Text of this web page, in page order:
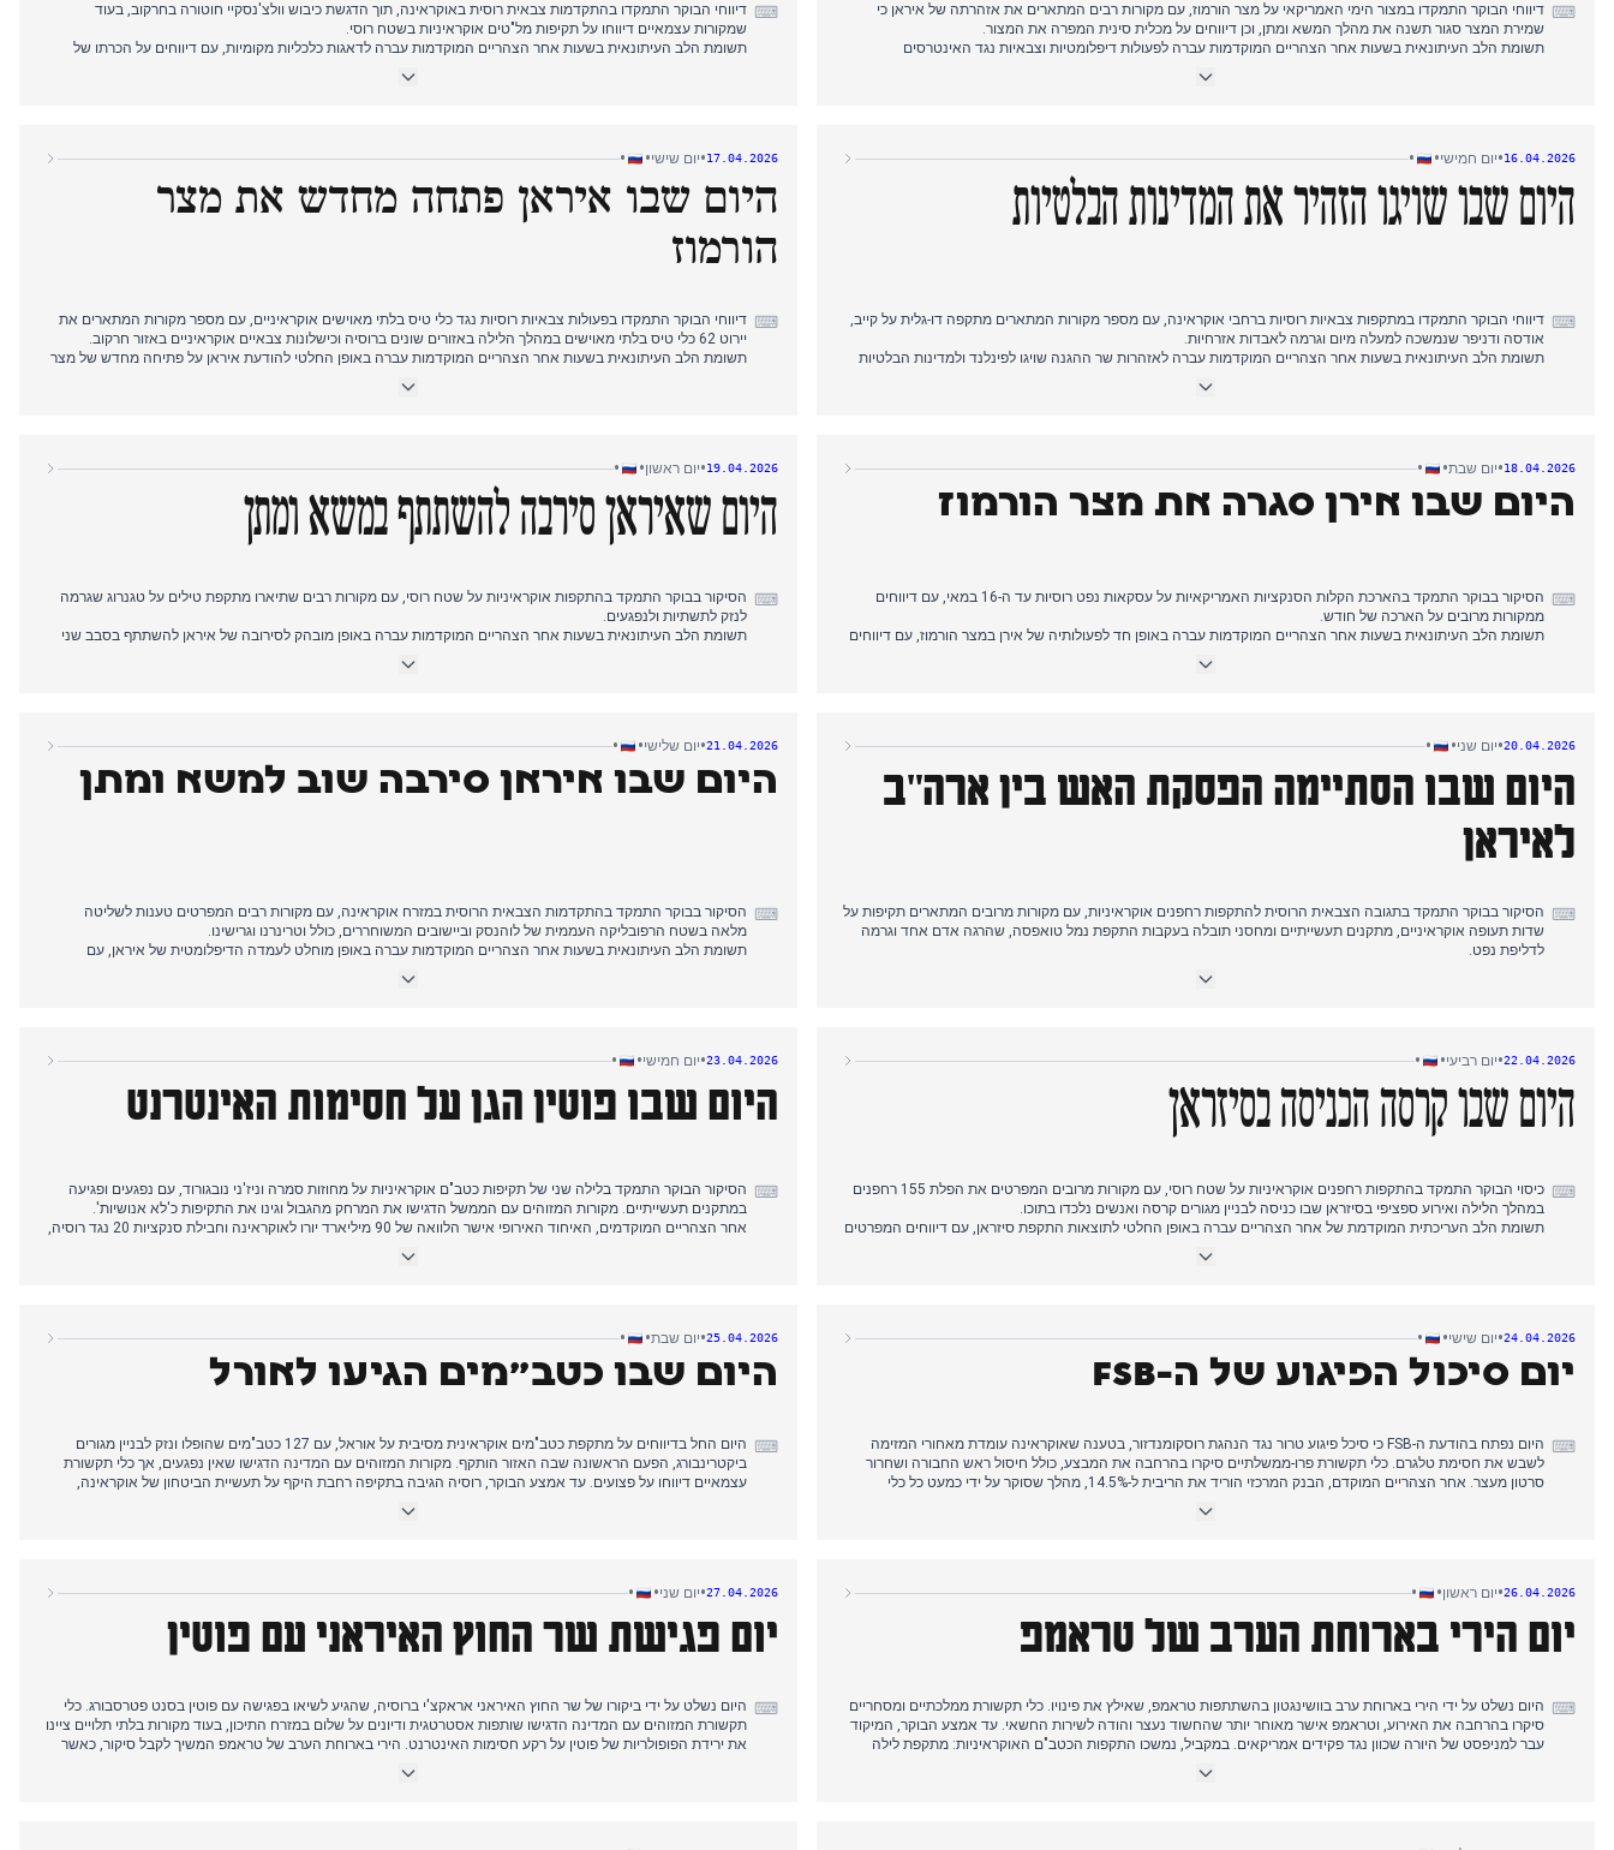
⌨ דיווחי הבוקר התמקדו במצור הימי האמריקאי על מצר הורמוז, עם מקורות רבים המתארים את אזהרתה של איראן כי
שמירת המצר סגור תשנה את מהלך המשא ומתן, וכן דיווחים על מכלית סינית המפרה את המצור.
תשומת הלב העיתונאית בשעות אחר הצהריים המוקדמות עברה לפעולות דיפלומטיות וצבאיות נגד האינטרסים
⌨ דיווחי הבוקר התמקדו בהתקדמות צבאית רוסית באוקראינה, תוך הדגשת כיבוש וולצ'נסקיי חוטורה בחרקוב, בעוד
שמקורות עצמאיים דיווחו על תקיפות מל"טים אוקראיניות בשטח רוסי.
תשומת הלב העיתונאית בשעות אחר הצהריים המוקדמות עברה לדאגות כלכליות מקומיות, עם דיווחים על הכרתו של
כיסוי הערב התמקד בפרסום משרד ההגנה הרוסי של כתובות חברות אירופיות המייצרות מל"טים לאוקראינה, שהוצג
16.04.2026
•יום חמישי•
•
היום שבו שויגו הזהיר את המדינות הבלטיות
⌨ דיווחי הבוקר התמקדו במתקפות צבאיות רוסיות ברחבי אוקראינה, עם מספר מקורות המתארים מתקפה דו-גלית על קייב,
אודסה ודניפר שנמשכה למעלה מיום וגרמה לאבדות אזרחיות.
תשומת הלב העיתונאית בשעות אחר הצהריים המוקדמות עברה לאזהרות שר ההגנה שויגו לפינלנד ולמדינות הבלטיות
17.04.2026
•יום שישי•
•
היום שבו איראן פתחה מחדש את מצר
הורמוז
⌨ דיווחי הבוקר התמקדו בפעולות צבאיות רוסיות נגד כלי טיס בלתי מאוישים אוקראיניים, עם מספר מקורות המתארים את
יירוט 62 כלי טיס בלתי מאוישים במהלך הלילה באזורים שונים ברוסיה וכישלונות צבאיים אוקראיניים באזור חרקוב.
תשומת הלב העיתונאית בשעות אחר הצהריים המוקדמות עברה באופן החלטי להודעת איראן על פתיחה מחדש של מצר
סיקור הערב שמר על הנרטיב של הורמוז תוך הוספת התפתחויות בנוגע לשיתוף פעולה צבאי רוסי-הודי המאפשר פריסת
18.04.2026
•יום שבת•
•
היום שבו אירן סגרה את מצר הורמוז
⌨
הסיקור בבוקר התמקד בהארכת הקלות הסנקציות האמריקאיות על עסקאות נפט רוסיות עד ה-16 במאי, עם דיווחים
ממקורות מרובים על הארכה של חודש.
תשומת הלב העיתונאית בשעות אחר הצהריים המוקדמות עברה באופן חד לפעולותיה של אירן במצר הורמוז, עם דיווחים
ולבסוף את סגירת המצר עד שארצות הברית תסיר את המצור הימי שלה.
19.04.2026
•יום ראשון•
•
היום שאיראן סירבה להשתתף במשא ומתן
⌨ הסיקור בבוקר התמקד בהתקפות אוקראיניות על שטח רוסי, עם מקורות רבים שתיארו מתקפת טילים על טגנרוג שגרמה
לנזק לתשתיות ולנפגעים.
תשומת הלב העיתונאית בשעות אחר הצהריים המוקדמות עברה באופן מובהק לסירובה של איראן להשתתף בסבב שני
בדחיית איראן את השיחות בזמן שהמצור האמריקני נמשך, ולבסוף בהכחשות מרובות של דיווחים על משא ומתן בפקיסטן.
20.04.2026
•יום שני•
•
היום שבו הסתיימה הפסקת האש בין ארה"ב
לאיראן
⌨ הסיקור בבוקר התמקד בתגובה הצבאית הרוסית להתקפות רחפנים אוקראיניות, עם מקורות מרובים המתארים תקיפות על
שדות תעופה אוקראיניים, מתקנים תעשייתיים ומחסני תובלה בעקבות התקפת נמל טואפסה, שהרגה אדם אחד וגרמה
לדליפת נפט.
עם דיווחים המתארים תחילה את הערכתו של הנשיא טראמפ כי הארכה לא סבירה, לאחר מכן את סירובה המתמשך של
21.04.2026
•יום שלישי•
•
היום שבו איראן סירבה שוב למשא ומתן
⌨ הסיקור בבוקר התמקד בהתקדמות הצבאית הרוסית במזרח אוקראינה, עם מקורות רבים המפרטים טענות לשליטה
מלאה בשטח הרפובליקה העממית של לוהנסק וביישובים המשוחררים, כולל וטרינרנו וגרישינו.
תשומת הלב העיתונאית בשעות אחר הצהריים המוקדמות עברה באופן מוחלט לעמדה הדיפלומטית של איראן, עם
תחת לחץ אמריקאי, ולבסוף בסירובה המוחלט של איראן להשתתף במשא ומתן המתוכנן ל-22 באפריל.
22.04.2026
•יום רביעי•
•
היום שבו קרסה הכניסה בסיזראן
⌨
כיסוי הבוקר התמקד בהתקפות רחפנים אוקראיניות על שטח רוסי, עם מקורות מרובים המפרטים את הפלת 155 רחפנים
במהלך הלילה ואירוע ספציפי בסיזראן שבו כניסה לבניין מגורים קרסה ואנשים נלכדו בתוכו.
תשומת הלב העריכתית המוקדמת של אחר הצהריים עברה באופן החלטי לתוצאות התקפת סיזראן, עם דיווחים המפרטים
23.04.2026
•יום חמישי•
•
היום שבו פוטין הגן על חסימות האינטרנט
⌨ הסיקור הבוקר התמקד בלילה שני של תקיפות כטב"ם אוקראיניות על מחוזות סמרה וניז'ני נובגורוד, עם נפגעים ופגיעה
במתקנים תעשייתיים. מקורות המזוהים עם הממשל הדגישו את המרחק מהגבול וגינו את התקיפות כ'לא אנושיות'.
אחר הצהריים המוקדמים, האיחוד האירופי אישר הלוואה של 90 מיליארד יורו לאוקראינה וחבילת סנקציות 20 נגד רוסיה,
הסיקור הערב נשלט על ידי דבריו הפומביים הראשונים של פוטין, שהגן על חסימות האינטרנט כהכרחיות לביטחון,
24.04.2026
•יום שישי•
•
יום סיכול הפיגוע של ה-FSB
⌨
היום נפתח בהודעת ה-FSB כי סיכל פיגוע טרור נגד הנהגת רוסקומנדזור, בטענה שאוקראינה עומדת מאחורי המזימה
לשבש את חסימת טלגרם. כלי תקשורת פרו-ממשלתיים סיקרו בהרחבה את המבצע, כולל חיסול ראש החבורה ושחרור
סרטון מעצר. אחר הצהריים המוקדם, הבנק המרכזי הוריד את הריבית ל-14.5%, מהלך שסוקר על ידי כמעט כל כלי
בינתיים, מקורות בלתי תלויים דיווחו על ירידה שיא באחוזי התמיכה בפוטין ועל נזק סביבתי מתקיפת בית זיקוק בטואפסה.
25.04.2026
•יום שבת•
•
היום שבו כטב"מים הגיעו לאורל
⌨
היום החל בדיווחים על מתקפת כטב"מים אוקראינית מסיבית על אוראל, עם 127 כטב"מים שהופלו ונזק לבניין מגורים
ביקטרינבורג, הפעם הראשונה שבה האזור הותקף. מקורות המזוהים עם המדינה הדגישו שאין נפגעים, אך כלי תקשורת
עצמאיים דיווחו על פצועים. עד אמצע הבוקר, רוסיה הגיבה בתקיפה רחבת היקף על תעשיית הביטחון של אוקראינה,
לפקיסטן לשיחות, אם כי הכחיש שהמשמעות היא חידוש פעולות האיבה. בינתיים, אלייב הציע ייצור נשק משותף עם
26.04.2026
•יום ראשון•
•
יום הירי בארוחת הערב של טראמפ
⌨ היום נשלט על ידי הירי בארוחת ערב בוושינגטון בהשתתפות טראמפ, שאילץ את פינויו. כלי תקשורת ממלכתיים ומסחריים
סיקרו בהרחבה את האירוע, וטראמפ אישר מאוחר יותר שהחשוד נעצר והודה לשירות החשאי. עד אמצע הבוקר, המיקוד
עבר למניפסט של היורה שכוון נגד פקידים אמריקאים. במקביל, נמשכו התקפות הכטב"ם האוקראיניות: מתקפת לילה
דוברופוליה, ופוטין הודה לחיילים צפון קוריאנים על לחימתם בקורסק. ביקורו המתוכנן של שר החוץ האיראני אראקצ'י
27.04.2026
•יום שני•
•
יום פגישת שר החוץ האיראני עם פוטין
⌨ היום נשלט על ידי ביקורו של שר החוץ האיראני אראקצ'י ברוסיה, שהגיע לשיאו בפגישה עם פוטין בסנט פטרסבורג. כלי
תקשורת המזוהים עם המדינה הדגישו שותפות אסטרטגית ודיונים על שלום במזרח התיכון, בעוד מקורות בלתי תלויים ציינו
את ירידת הפופולריות של פוטין על רקע חסימות האינטרנט. הירי בארוחת הערב של טראמפ המשיך לקבל סיקור, כאשר
הסנקציות נגד פקידי האיחוד האירופי בתגובה לסנקציות חדשות של האיחוד. היום גם דווח על תקיפת רחפן אוקראינית